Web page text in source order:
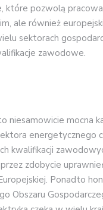
które pozwolą
ale również
sektorach
zawodowe.
niesamowicie mocna
energetycznego
kwalifikacji
zdobycie
Ponadto
Obszaru